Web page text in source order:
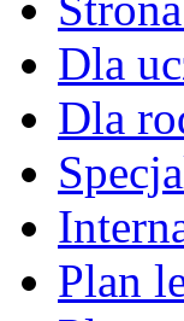
Dla
Dla
Plan